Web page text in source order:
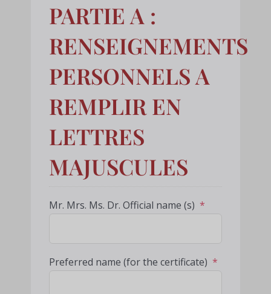
PARTIE A :
RENSEIGNEMENTS
PERSONNELS A
REMPLIR EN
LETTRES
MAJUSCULES
Mr. Mrs. Ms. Dr. Official name (s) *
Preferred name (for the certificate) *